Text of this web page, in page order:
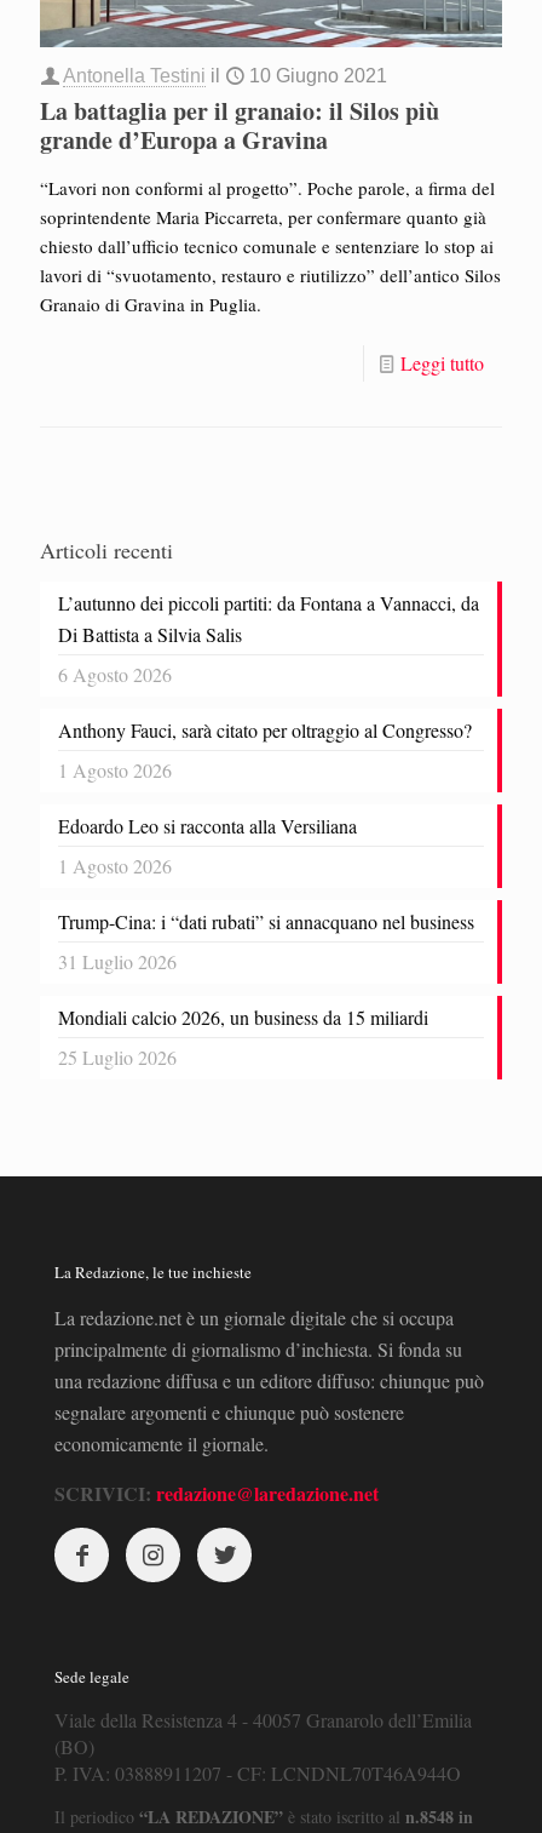
Antonella Testini il 10 Giugno 2021
La battaglia per il granaio: il Silos più
grande d’Europa a Gravina
“Lavori non conformi al progetto”. Poche parole, a firma del
soprintendente Maria Piccarreta, per confermare quanto già
chiesto dall’ufficio tecnico comunale e sentenziare lo stop ai
lavori di “svuotamento, restauro e riutilizzo” dell’antico Silos
Granaio di Gravina in Puglia.
Leggi tutto
Articoli recenti
L’autunno dei piccoli partiti: da Fontana a Vannacci, da
Di Battista a Silvia Salis
6 Agosto 2026
Anthony Fauci, sarà citato per oltraggio al Congresso?
1 Agosto 2026
Edoardo Leo si racconta alla Versiliana
1 Agosto 2026
Trump-Cina: i “dati rubati” si annacquano nel business
31 Luglio 2026
Mondiali calcio 2026, un business da 15 miliardi
25 Luglio 2026
La Redazione, le tue inchieste
La redazione.net è un giornale digitale che si occupa
principalmente di giornalismo d’inchiesta. Si fonda su
una redazione diffusa e un editore diffuso: chiunque può
segnalare argomenti e chiunque può sostenere
economicamente il giornale.
SCRIVICI: redazione@laredazione.net
Sede legale
Viale della Resistenza 4 - 40057 Granarolo dell’Emilia
(BO)
P. IVA: 03888911207 - CF: LCNDNL70T46A944O
Il periodico “LA REDAZIONE” è stato iscritto al n.8548 in